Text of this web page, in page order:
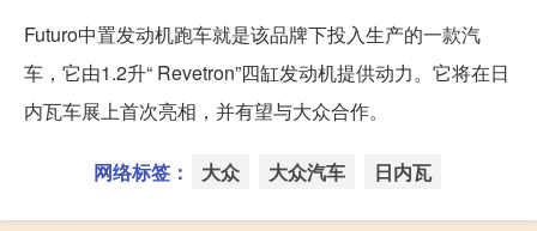
Futuro中置发动机跑车就是该品牌下投入生产的一款汽
车，它由1.2升“ Revetron”四缸发动机提供动力。它将在日
内瓦车展上首次亮相，并有望与大众合作。
网络标签： 大众 大众汽车 日内瓦